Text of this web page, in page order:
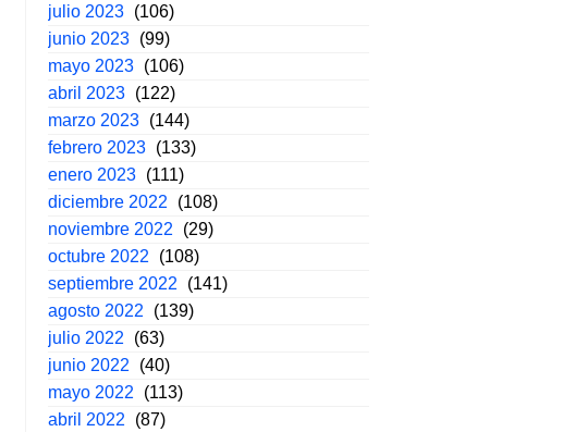
julio 2023 (106)
junio 2023 (99)
mayo 2023 (106)
abril 2023 (122)
marzo 2023 (144)
febrero 2023 (133)
enero 2023 (111)
diciembre 2022
(108)
noviembre 2022
(29)
octubre 2022
(108)
septiembre 2022
(141)
agosto 2022
(139)
julio 2022
(63)
junio 2022
(40)
mayo 2022
(113)
abril 2022
(87)